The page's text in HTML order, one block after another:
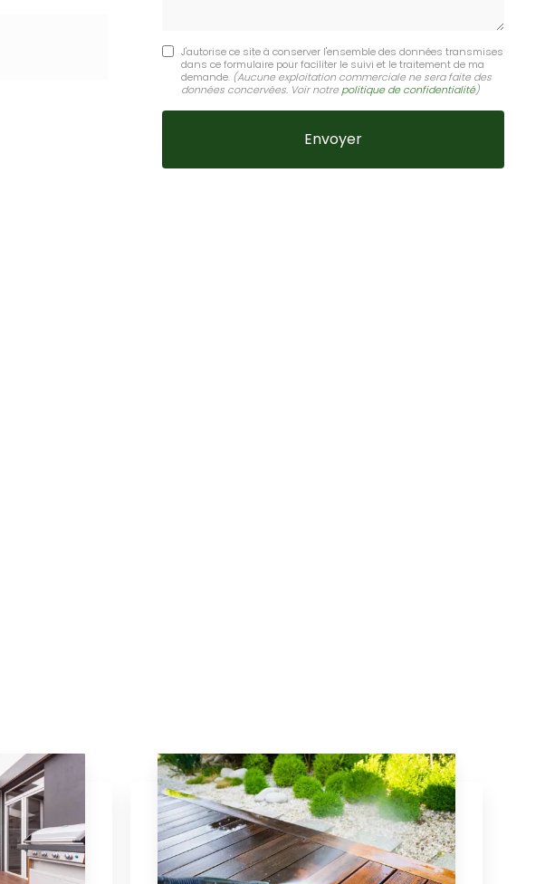
J'autorise ce site à conserver l'ensemble des données transmises
dans ce formulaire pour faciliter le suivi et le traitement de ma
demande. (Aucune exploitation commerciale ne sera faite des
données concervées. Voir notre politique de confidentialité)